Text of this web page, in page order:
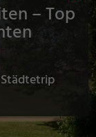
– Top